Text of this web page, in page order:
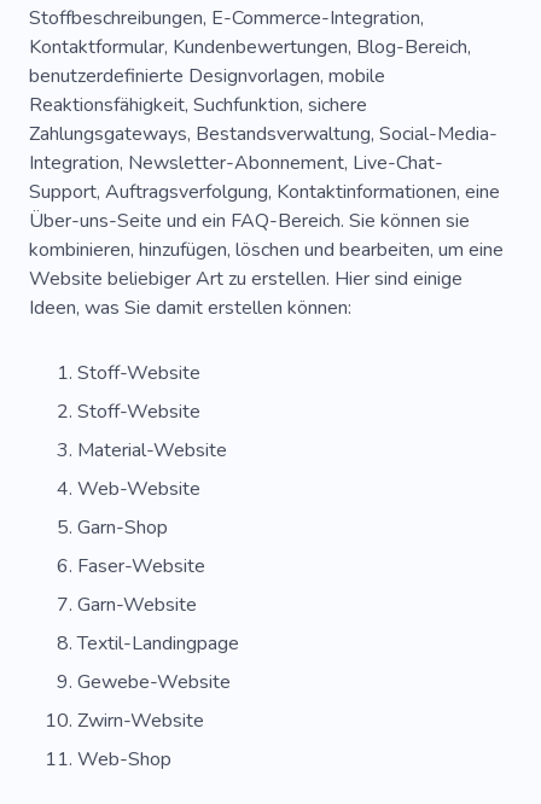
Runway Wildleder
Garderobenstylist
Tasche
Bekleidung Atelier
Barock
Astrologie
Pflege Von Kleidung
Weiblichkeit
Kleidung Reparieren
Schuster
Badeanzug
Maßgeschneidertes Kleid
Maßgeschneiderter Anzug
Künstler
Verkaufen
Baumwolle
Handgemachte Seife
Handarbeit
Stricken
Stoffbeschreibungen, E-Commerce-Integration,
Kontaktformular, Kundenbewertungen, Blog-Bereich,
benutzerdefinierte Designvorlagen, mobile
Reaktionsfähigkeit, Suchfunktion, sichere
Zahlungsgateways, Bestandsverwaltung, Social-Media-
Integration, Newsletter-Abonnement, Live-Chat-
Support, Auftragsverfolgung, Kontaktinformationen, eine
Über-uns-Seite und ein FAQ-Bereich. Sie können sie
kombinieren, hinzufügen, löschen und bearbeiten, um eine
Website beliebiger Art zu erstellen. Hier sind einige
Ideen, was Sie damit erstellen können:
Stoff-Website
Stoff-Website
Material-Website
Web-Website
Garn-Shop
Faser-Website
Garn-Website
Textil-Landingpage
Gewebe-Website
Zwirn-Website
Web-Shop